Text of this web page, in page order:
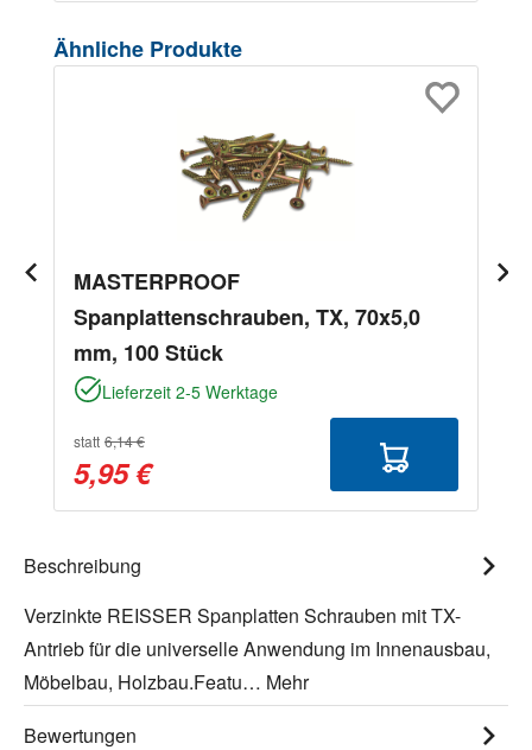
Produktgalerie überspringen
Ähnliche Produkte
MASTERPROOF
Spanplattenschrauben, TX, 70x5,0
mm, 100 Stück
Lieferzeit 2-5 Werktage
statt 6,14 €
5,95 €
Beschreibung
Verzinkte REISSER Spanplatten Schrauben mit TX-
Antrieb für die universelle Anwendung im Innenausbau,
Möbelbau, Holzbau.Featu… Mehr
Bewertungen